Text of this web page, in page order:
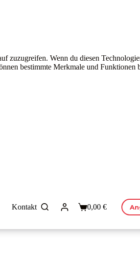
zuzugreifen. Wenn du diesen
bestimmte Merkmale und Funktionen
Kontakt Warenkorb
0,00 €